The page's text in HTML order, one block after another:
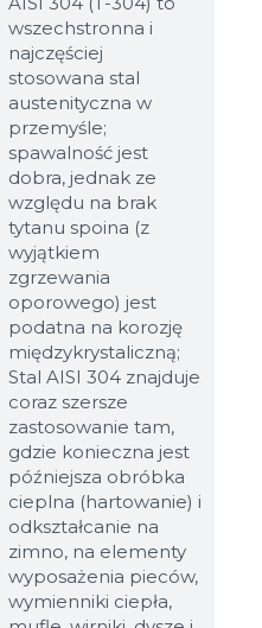
Обзор...
wszechstronna i
najczęściej
stosowana stal
austenityczna w
przemyśle;
spawalność jest
dobra, jednak ze
względu na brak
tytanu spoina (z
wyjątkiem
zgrzewania
oporowego) jest
podatna na korozję
międzykrystaliczną;
Stal AISI 304 znajduje
coraz szersze
zastosowanie tam,
gdzie konieczna jest
późniejsza obróbka
cieplna (hartowanie) i
odkształcanie na
zimno, na elementy
wyposażenia pieców,
wymienniki ciepła,